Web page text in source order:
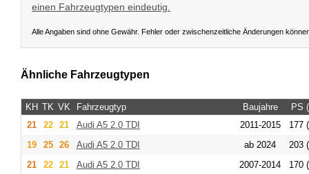
einen Fahrzeugtypen eindeutig.
Alle Angaben sind ohne Gewähr. Fehler oder zwischenzeitliche Änderungen
Ähnliche Fahrzeugtypen
KH TK VK Fahrzeugtyp Baujahre
PS
21
22 21 Audi A5 2.0 TDI 2011-2015
177
19
25 26 Audi A5 2.0 TDI ab 2024
203
21
22 21 Audi A5 2.0 TDI 2007-2014
170